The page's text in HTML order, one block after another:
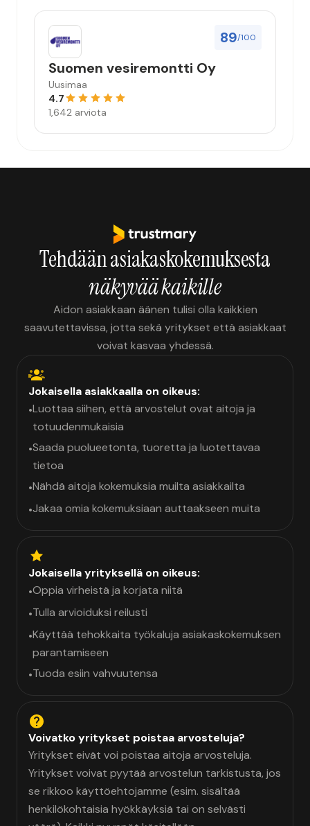
89/100
Suomen vesiremontti Oy
Uusimaa
4.7
1,642 arviota
Tehdään asiakaskokemuksesta
näkyvää kaikille
Aidon asiakkaan äänen tulisi olla kaikkien
saavutettavissa, jotta sekä yritykset että asiakkaat
voivat kasvaa yhdessä.
Jokaisella asiakkaalla on oikeus:
•Luottaa siihen, että arvostelut ovat aitoja ja
totuudenmukaisia
•Saada puolueetonta, tuoretta ja luotettavaa
tietoa
•Nähdä aitoja kokemuksia muilta asiakkailta
•Jakaa omia kokemuksiaan auttaakseen muita
Jokaisella yrityksellä on oikeus:
•Oppia virheistä ja korjata niitä
•Tulla arvioiduksi reilusti
•Käyttää tehokkaita työkaluja asiakaskokemuksen
parantamiseen
•Tuoda esiin vahvuutensa
Voivatko yritykset poistaa arvosteluja?
Yritykset eivät voi poistaa aitoja arvosteluja.
Yritykset voivat pyytää arvostelun tarkistusta, jos
se rikkoo käyttöehtojamme (esim. sisältää
henkilökohtaisia hyökkäyksiä tai on selvästi